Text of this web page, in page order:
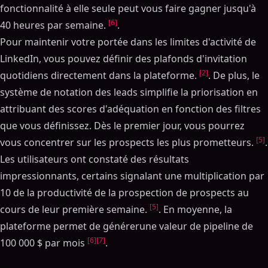
fonctionnalité à elle seule peut vous faire gagner jusqu'à
40 heures par semaine. [6].
Pour maintenir votre portée dans les limites d'activité de
LinkedIn, vous pouvez définir des plafonds d'invitation
quotidiens directement dans la plateforme. [2]. De plus, le
système de notation des leads simplifie la priorisation en
attribuant des scores d'adéquation en fonction des filtres
que vous définissez. Dès le premier jour, vous pourrez
vous concentrer sur les prospects les plus prometteurs. [5].
Les utilisateurs ont constaté des résultats
impressionnants, certains signalant une multiplication par
10 de la productivité de la prospection de prospects au
cours de leur première semaine. [5]. En moyenne, la
plateforme permet de générerune valeur de pipeline de
100 000 $ par mois [6][7].